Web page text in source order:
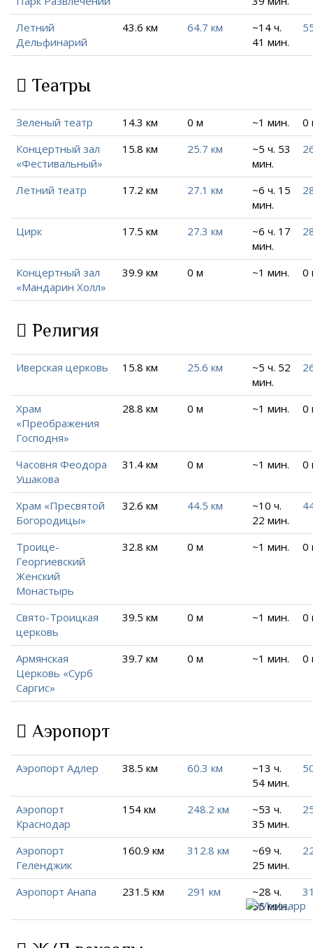
Летний
Дельфинарий
43.6 км 64.7 км
~14 ч.
41 мин.
Театры
Зеленый театр 14.3 км 0 м ~1 мин.
0
Концертный зал
«Фестивальный»
15.8 км 25.7 км
~5 ч. 53
мин.
Летний театр 17.2 км 27.1 км
~6 ч. 15
мин.
Цирк 17.5 км 27.3 км
~6 ч. 17
мин.
Концертный зал
«Мандарин Холл»
39.9 км 0 м ~1 мин. 0
Религия
Иверская церковь 15.8 км 25.6 км
~5 ч. 52
мин.
Храм
«Преображения
Господня»
28.8 км 0 м ~1 мин. 0
Часовня Феодора
Ушакова
31.4 км 0 м ~1 мин. 0
Храм «Пресвятой
Богородицы»
32.6 км 44.5 км
~10 ч.
22 мин.
Троице-
Георгиевский
Женский
Монастырь
32.8 км 0 м ~1 мин. 0
Свято-Троицкая
церковь
39.5 км 0 м ~1 мин. 0
Армянская
Церковь «Сурб
Саргис»
39.7 км 0 м ~1 мин. 0
Аэропорт
Аэропорт Адлер 38.5 км 60.3 км
~13 ч.
54 мин.
Аэропорт
Краснодар
154 км 248.2 км
~53 ч.
35 мин.
Аэропорт
Геленджик
160.9 км 312.8 км
~69 ч.
25 мин.
Аэропорт Анапа 231.5 км 291 км
~28 ч.
55 мин.